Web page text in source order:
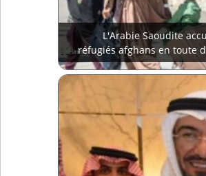
L'Arabie Saoudite
réfugiés afghans en toute